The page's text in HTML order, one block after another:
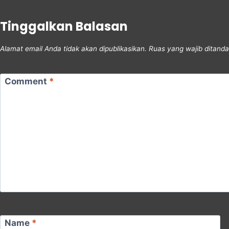
Tinggalkan Balasan
Alamat email Anda tidak akan dipublikasikan. Ruas yang wajib
Comment *
Name *